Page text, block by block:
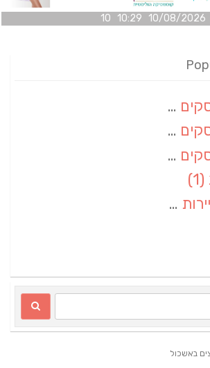
10/08/2026 10:29 10
ארצי
(1)
ארצי
באשכול